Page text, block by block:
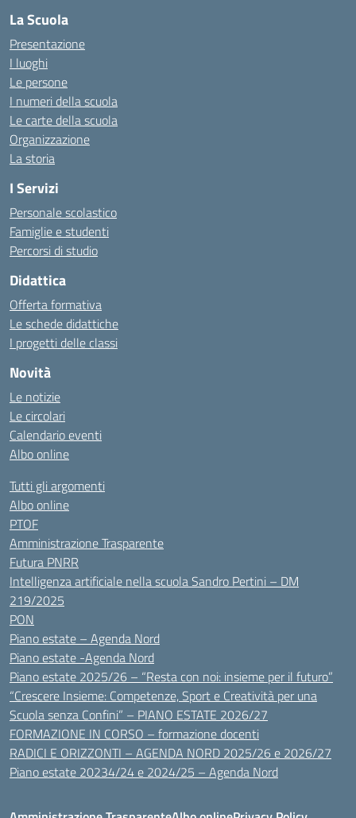
La Scuola
Presentazione
I luoghi
Le persone
I numeri della scuola
Le carte della scuola
Organizzazione
La storia
I Servizi
Personale scolastico
Famiglie e studenti
Percorsi di studio
Didattica
Offerta formativa
Le schede didattiche
I progetti delle classi
Novità
Le notizie
Le circolari
Calendario eventi
Albo online
Tutti gli argomenti
Albo online
PTOF
Amministrazione Trasparente
Futura PNRR
Intelligenza artificiale nella scuola Sandro Pertini – DM
219/2025
PON
Piano estate – Agenda Nord
Piano estate -Agenda Nord
Piano estate 2025/26 – “Resta con noi: insieme per il futuro”
“Crescere Insieme: Competenze, Sport e Creatività per una
Scuola senza Confini” – PIANO ESTATE 2026/27
FORMAZIONE IN CORSO – formazione docenti
RADICI E ORIZZONTI – AGENDA NORD 2025/26 e 2026/27
Piano estate 20234/24 e 2024/25 – Agenda Nord